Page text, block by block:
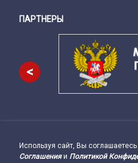
Снизу
ПАРТНЕРЫ
<
Подвал сайта → влево
Используя сайт, Вы
Соглашенияи Политикой